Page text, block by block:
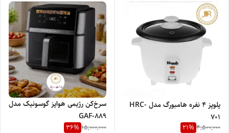
پلوپز 4 نفره هامبورگ مدل HRC-
701
4,500,000
21%
سرخ‌کن رژیمی هواپز گوسونیک مدل
GAF-889
15,000,000
36%